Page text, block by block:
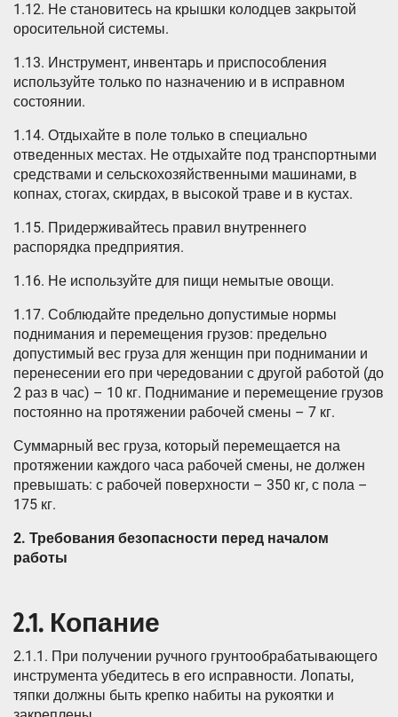
1.12. Не становитесь на крышки колодцев закрытой
оросительной системы.
1.13. Инструмент, инвентарь и приспособления
используйте только по назначению и в исправном
состоянии.
1.14. Отдыхайте в поле только в специально
отведенных местах. Не отдыхайте под транспортными
средствами и сельскохозяйственными машинами, в
копнах, стогах, скирдах, в высокой траве и в кустах.
1.15. Придерживайтесь правил внутреннего
распорядка предприятия.
1.16. Не используйте для пищи немытые овощи.
1.17. Соблюдайте предельно допустимые нормы
поднимания и перемещения грузов: предельно
допустимый вес груза для женщин при поднимании и
перенесении его при чередовании с другой работой (до
2 раз в час) – 10 кг. Поднимание и перемещение грузов
постоянно на протяжении рабочей смены – 7 кг.
Суммарный вес груза, который перемещается на
протяжении каждого часа рабочей смены, не должен
превышать: с рабочей поверхности – 350 кг, с пола –
175 кг.
2. Требования безопасности перед началом
работы
2.1. Копание
2.1.1. При получении ручного грунтообрабатывающего
инструмента убедитесь в его исправности. Лопаты,
тяпки должны быть крепко набиты на рукоятки и